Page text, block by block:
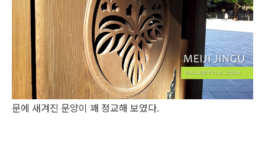
문에 새겨진 문양이 꽤 정교해 보였다.